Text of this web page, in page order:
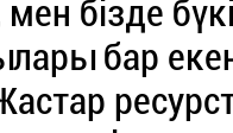
бізде
бар